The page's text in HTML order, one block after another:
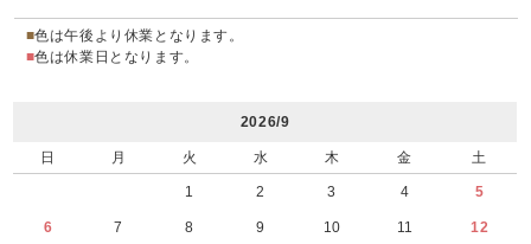
■色は午後より休業となります。
■色は休業日となります。
2026/9
日 月 火 水 木 金 土
1 2 3 4 5
6 7 8 9 10 11 12